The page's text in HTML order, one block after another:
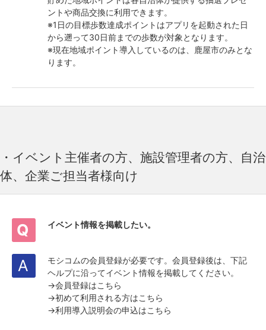
ントや商品交換に利用できます。
※1日の目標歩数達成ポイントはアプリを起動された日
から遡って30日前までの歩数が対象となります。
※現在地域ポイント導入しているのは、鹿屋市のみとな
ります。
・イベント主催者の方、施設管理者の方、自治
体、企業ご担当者様向け
イベント情報を掲載したい。
モシコムの会員登録が必要です。会員登録後は、下記
ヘルプに沿ってイベント情報を掲載してください。
→会員登録はこちら
→初めて利用される方はこちら
→利用導入説明会の申込はこちら